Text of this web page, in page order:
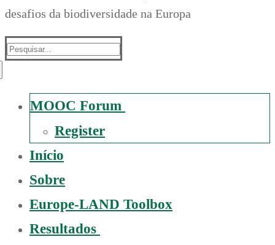
desafios da biodiversidade na Europa
Suche
MOOC Forum
Register
Início
Sobre
Europe-LAND Toolbox
Resultados